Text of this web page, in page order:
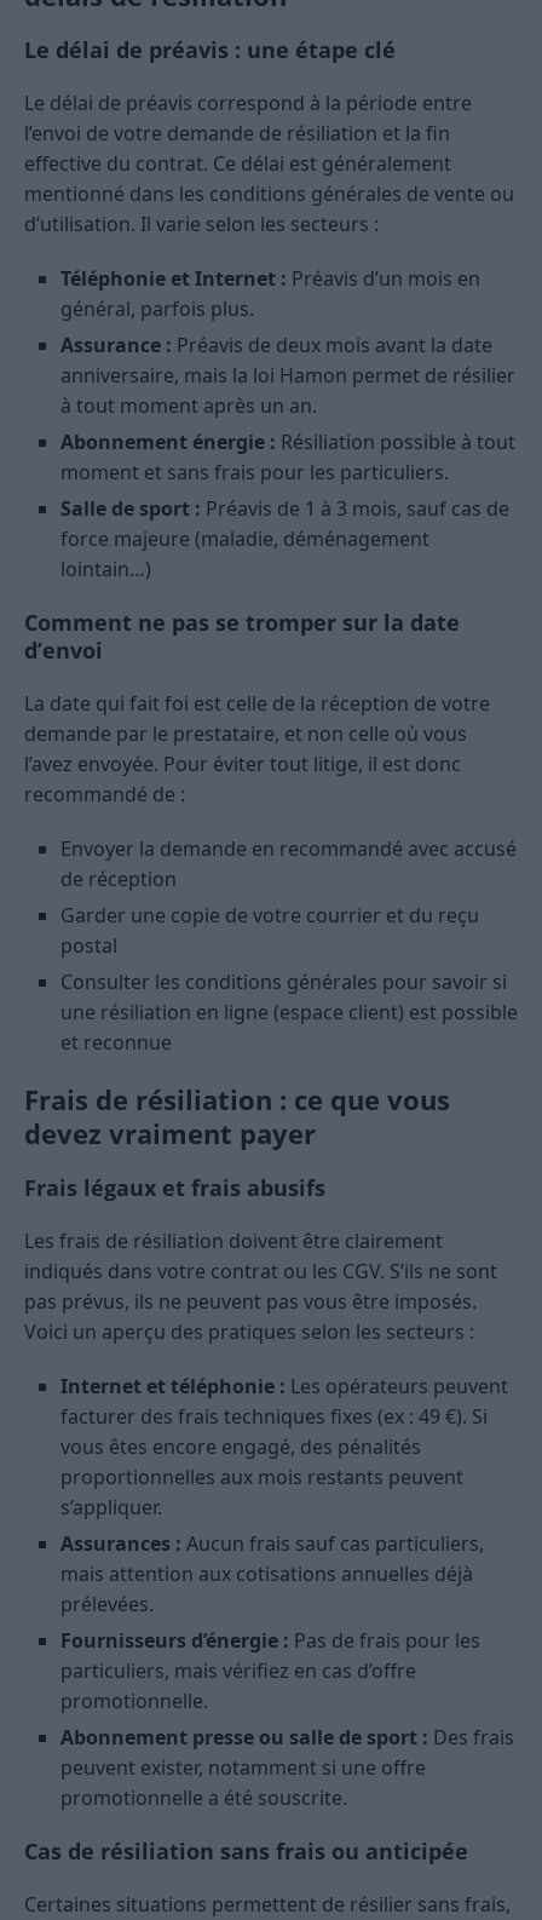
Le délai de préavis : une étape clé
Le délai de préavis correspond à la période entre
l’envoi de votre demande de résiliation et la fin
effective du contrat. Ce délai est généralement
mentionné dans les conditions générales de vente ou
d’utilisation. Il varie selon les secteurs :
Téléphonie et Internet : Préavis d’un mois en
général, parfois plus.
Assurance : Préavis de deux mois avant la date
anniversaire, mais la loi Hamon permet de résilier
à tout moment après un an.
Abonnement énergie : Résiliation possible à tout
moment et sans frais pour les particuliers.
Salle de sport : Préavis de 1 à 3 mois, sauf cas de
force majeure (maladie, déménagement
lointain…)
Comment ne pas se tromper sur la date
d’envoi
La date qui fait foi est celle de la réception de votre
demande par le prestataire, et non celle où vous
l’avez envoyée. Pour éviter tout litige, il est donc
recommandé de :
Envoyer la demande en recommandé avec accusé
de réception
Garder une copie de votre courrier et du reçu
postal
Consulter les conditions générales pour savoir si
une résiliation en ligne (espace client) est possible
et reconnue
Frais de résiliation : ce que vous
devez vraiment payer
Frais légaux et frais abusifs
Les frais de résiliation doivent être clairement
indiqués dans votre contrat ou les CGV. S’ils ne sont
pas prévus, ils ne peuvent pas vous être imposés.
Voici un aperçu des pratiques selon les secteurs :
Internet et téléphonie : Les opérateurs peuvent
facturer des frais techniques fixes (ex : 49 €). Si
vous êtes encore engagé, des pénalités
proportionnelles aux mois restants peuvent
s’appliquer.
Assurances : Aucun frais sauf cas particuliers,
mais attention aux cotisations annuelles déjà
prélevées.
Fournisseurs d’énergie : Pas de frais pour les
particuliers, mais vérifiez en cas d’offre
promotionnelle.
Abonnement presse ou salle de sport : Des frais
peuvent exister, notamment si une offre
promotionnelle a été souscrite.
Cas de résiliation sans frais ou anticipée
Certaines situations permettent de résilier sans frais,